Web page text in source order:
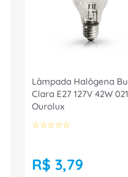
Lâmpada Halôgena
Clara E27 127V 42W
Ourolux
☆☆☆☆☆
R$ 3,79